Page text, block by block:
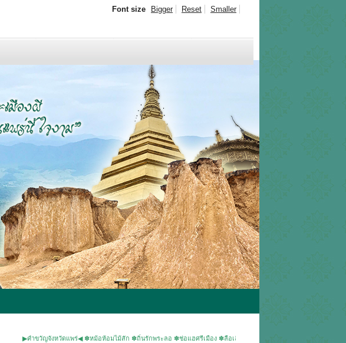
Font size Bigger Reset Smaller
▶คำขวัญจังหวัดแพร่◀ ✽หม้อห้อมไม้สัก ✽ถิ่นรักพระลอ ✽ช่อแฮศรีเมือง ✽ลือเลื่องแพะเมืองผี ✽คนแพร่นี้ใจงาม ▶ยินดีต้อนรับเข้